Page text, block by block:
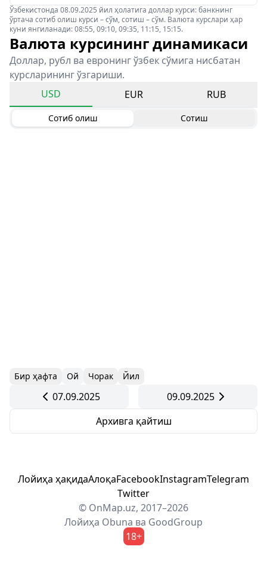
Ўзбекистонда 08.09.2025 йил ҳолатига доллар курси: банкнинг
ўртача сотиб олиш курси – сўм, сотиш – сўм. Валюта курслари ҳар
куни янгиланади: 08:55, 09:10, 09:35, 11:15, 15:15.
Валюта курсининг динамикаси
Доллар, рубл ва евронинг ўзбек сўмига нисбатан
курсларининг ўзгариши.
USD
EUR RUB
Сотиб олиш Сотиш
Бир ҳафта Ой Чорак Йил
07.09.2025
09.09.2025
Архивга қайтиш
Лойиҳа ҳақидаАлоқаFacebookInstagramTelegram
Twitter
© OnMap.uz, 2017–2026
Лойиҳа Obuna ва GoodGroup
18+